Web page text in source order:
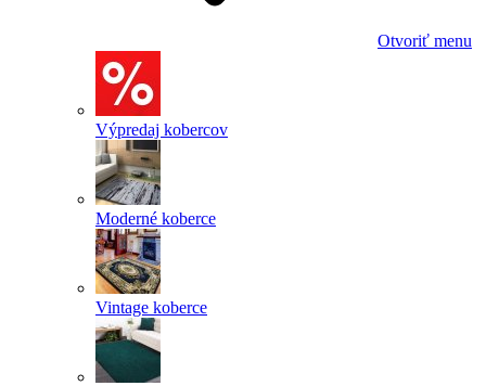
Otvoriť menu
Výpredaj kobercov
Moderné koberce
Vintage koberce